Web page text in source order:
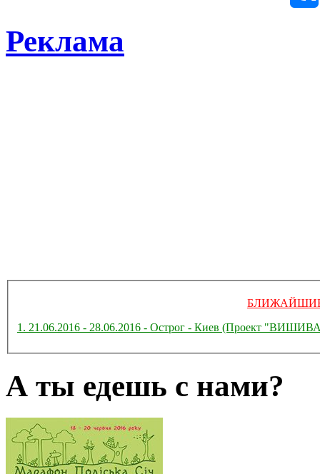
Реклама
1. 21.06.2016 - 28.06.2016 - Острог - Киев (Проект
А ты едешь с нами?